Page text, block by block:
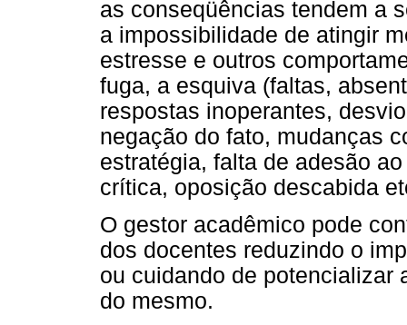
as conseqüências tendem a
a impossibilidade de atingir
estresse e outros
fuga, a esquiva (faltas,
respostas inoperantes,
negação do fato, mudanças
estratégia, falta de adesão
crítica, oposição descabida
O gestor acadêmico pode
dos docentes reduzindo o
ou cuidando de potencializar
do mesmo.